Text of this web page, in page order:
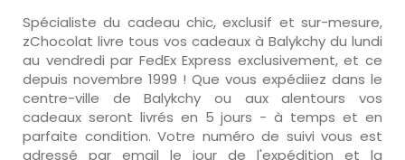
Spécialiste du cadeau chic, exclusif et sur-mesure,
zChocolat livre tous vos cadeaux à Balykchy du lundi
au vendredi par FedEx Express exclusivement, et ce
depuis novembre 1999 ! Que vous expédiiez dans le
centre-ville de Balykchy ou aux alentours vos
cadeaux seront livrés en 5 jours - à temps et en
parfaite condition. Votre numéro de suivi vous est
adressé par email le jour de l'expédition et la